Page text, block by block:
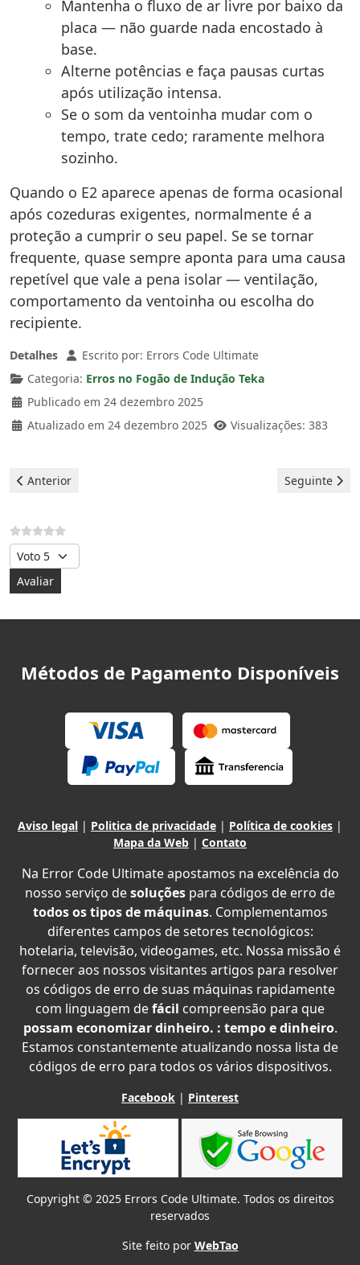
Mantenha o fluxo de ar livre por baixo da
placa — não guarde nada encostado à
base.
Alterne potências e faça pausas curtas
após utilização intensa.
Se o som da ventoinha mudar com o
tempo, trate cedo; raramente melhora
sozinho.
Quando o E2 aparece apenas de forma ocasional
após cozeduras exigentes, normalmente é a
proteção a cumprir o seu papel. Se se tornar
frequente, quase sempre aponta para uma causa
repetível que vale a pena isolar — ventilação,
comportamento da ventoinha ou escolha do
recipiente.
Detalhes Escrito por: Errors Code Ultimate
Categoria: Erros no Fogão de Indução Teka
Publicado em 24 dezembro 2025
Atualizado em 24 dezembro 2025
Visualizações: 383
Artigo anterior: Placas de indução Teka - Erro E5
Anterior Artigo
Seguinte
Avalie, por favor
Métodos de Pagamento Disponíveis
Aviso legal | Politica de privacidade | Política de cookies |
Mapa da Web | Contato
Na Error Code Ultimate apostamos na excelência do
nosso serviço desoluções para códigos de erro de
todos os tipos de máquinas. Complementamos
diferentes campos de setores tecnológicos:
hotelaria, televisão, videogames, etc. Nossa missão é
fornecer aos nossos visitantes artigos para resolver
os códigos de erro de suas máquinas rapidamente
com linguagem defácil compreensão para que
possam economizar dinheiro. : tempo e dinheiro.
Estamos constantemente atualizando nossa lista de
códigos de erro para todos os vários dispositivos.
Facebook | Pinterest
Copyright © 2025 Errors Code Ultimate. Todos os direitos
reservados
Site feito por WebTao